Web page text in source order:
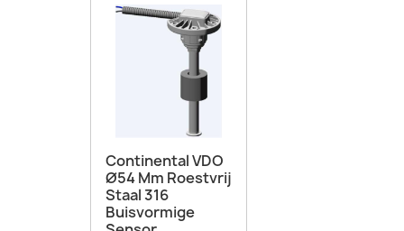
Continental VDO
Ø54 Mm Roestvrij
Staal 316
Buisvormige